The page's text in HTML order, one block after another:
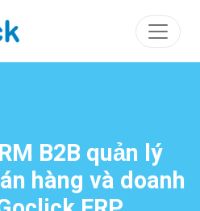
B2B quản lý
hàng và doanh